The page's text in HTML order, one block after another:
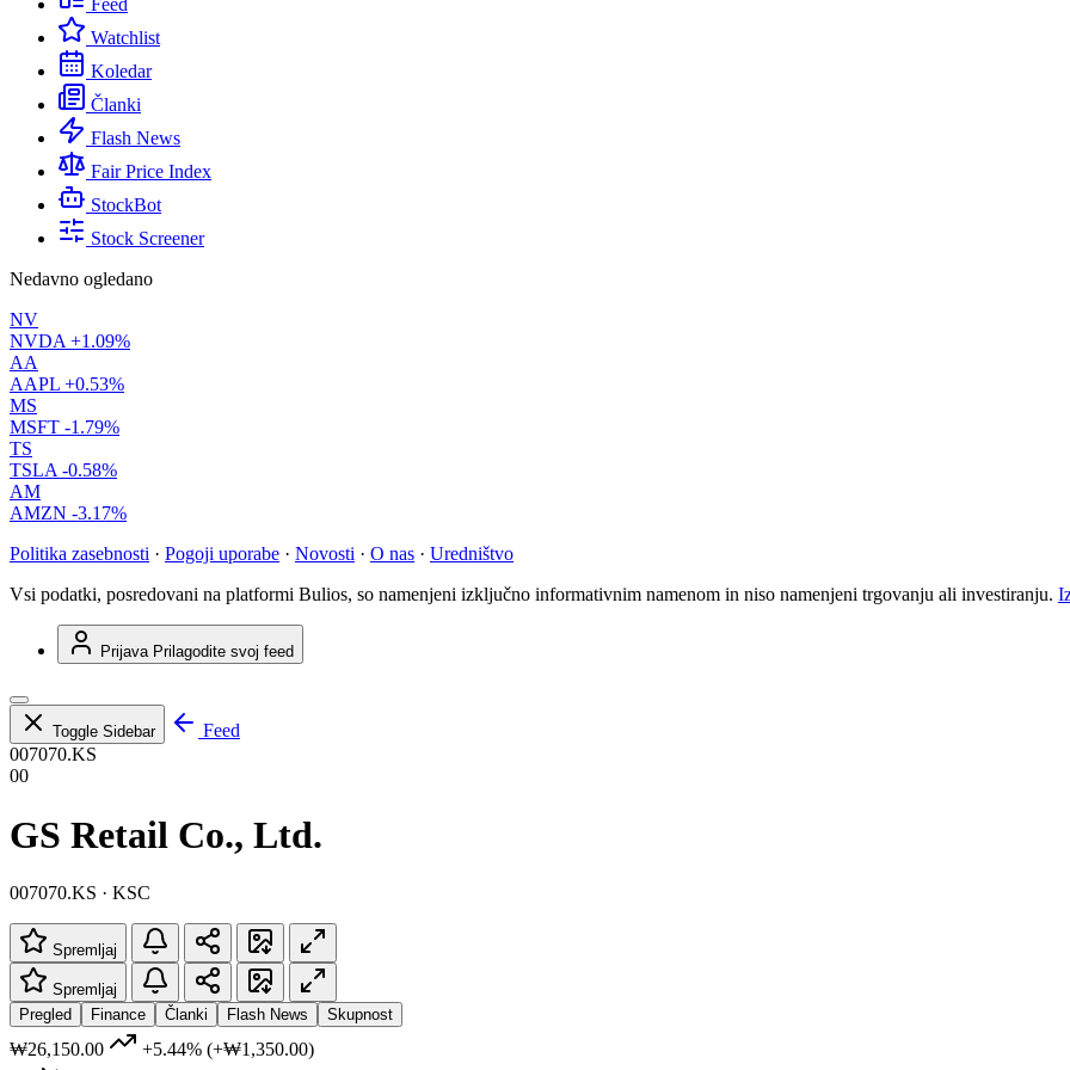
Feed
Watchlist
Koledar
Članki
Flash News
Fair Price Index
StockBot
Stock Screener
Nedavno ogledano
NV
NVDA +1.09%
AA
AAPL +0.53%
MS
MSFT -1.79%
TS
TSLA -0.58%
AM
AMZN -3.17%
Politika zasebnosti · Pogoji uporabe · Novosti · O nas · Uredništvo
Vsi podatki, posredovani na platformi Bulios, so namenjeni izključno informativnim namenom in niso namenjeni trgovanju ali investiranju.
Prijava Prilagodite svoj feed
Toggle Sidebar
Feed
007070.KS
00
GS Retail Co., Ltd.
007070.KS · KSC
Spremljaj
Spremljaj
Pregled
Finance Članki Flash News Skupnost
₩26,150.00 +5.44% (+₩1,350.00)